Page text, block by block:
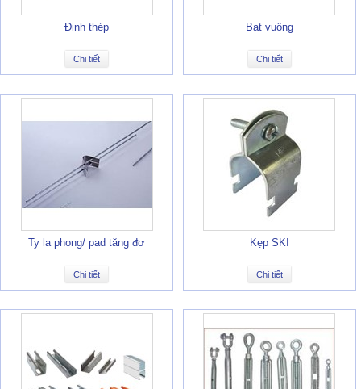
Đinh thép
Chi tiết
Bat vuông
Chi tiết
Ty la phong/ pad tăng đơ
Chi tiết
Kẹp SKI
Chi tiết